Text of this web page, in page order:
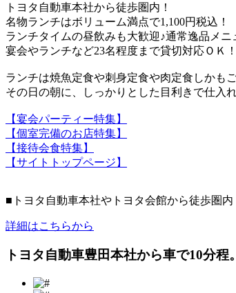
トヨタ自動車本社から徒歩圏内！
名物ランチはボリューム満点で1,100円税込！
ランチタイムの昼飲みも大歓迎♪通常逸品メ
宴会やランチなど23名程度まで貸切対応ＯＫ！
ランチは焼魚定食や刺身定食や肉定食しかも
その日の朝に、しっかりとした目利きで仕入
【宴会パーティー特集】
【個室完備のお店特集】
【接待会食特集】
【サイトトップページ】
■トヨタ自動車本社やトヨタ会館から徒歩圏内
詳細はこちらから
トヨタ自動車豊田本社から車で10分